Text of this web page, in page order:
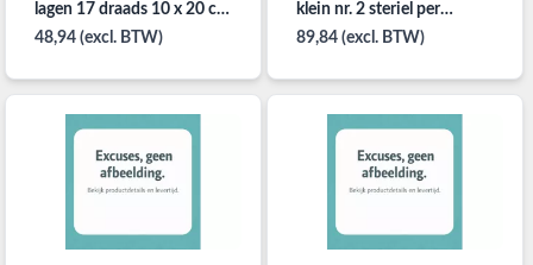
lagen 17 draads 10 x 20 cm
per 100st.
48,94 (excl. BTW)
klein nr. 2 steriel per
30x10st.
89,84 (excl. BTW)